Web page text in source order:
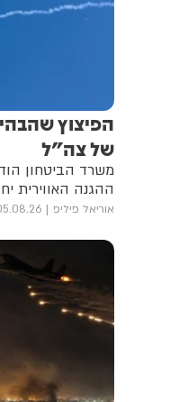
הפיצוץ
של צה"ל
משרד הביטחון
ההגנה האווירית
אוריאל פיליפ